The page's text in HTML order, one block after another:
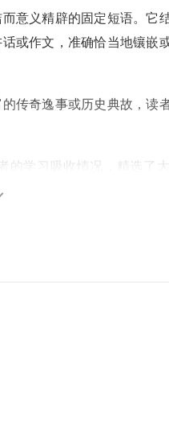
意义精辟的固定短语。它
或作文，准确恰当地镶嵌
传奇逸事或历史典故，读
学习吸收情况，精选了
，编写了本套作品。主要
语的趣味性和典雅性，相